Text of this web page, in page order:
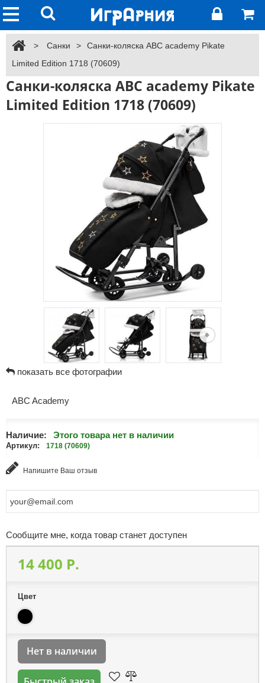
> Санки >
Санки-коляска ABC academy Pikate
Limited Edition 1718 (70609)
Санки-коляска ABC academy Pikate
Limited Edition 1718 (70609)
показать все фотографии
ABC Academy
Наличие: Этого товара нет в наличии
Артикул: 1718 (70609)
Напишите Ваш отзыв
Сообщите мне, когда товар станет доступен
14 400 P.
Цвет
Нет в наличии